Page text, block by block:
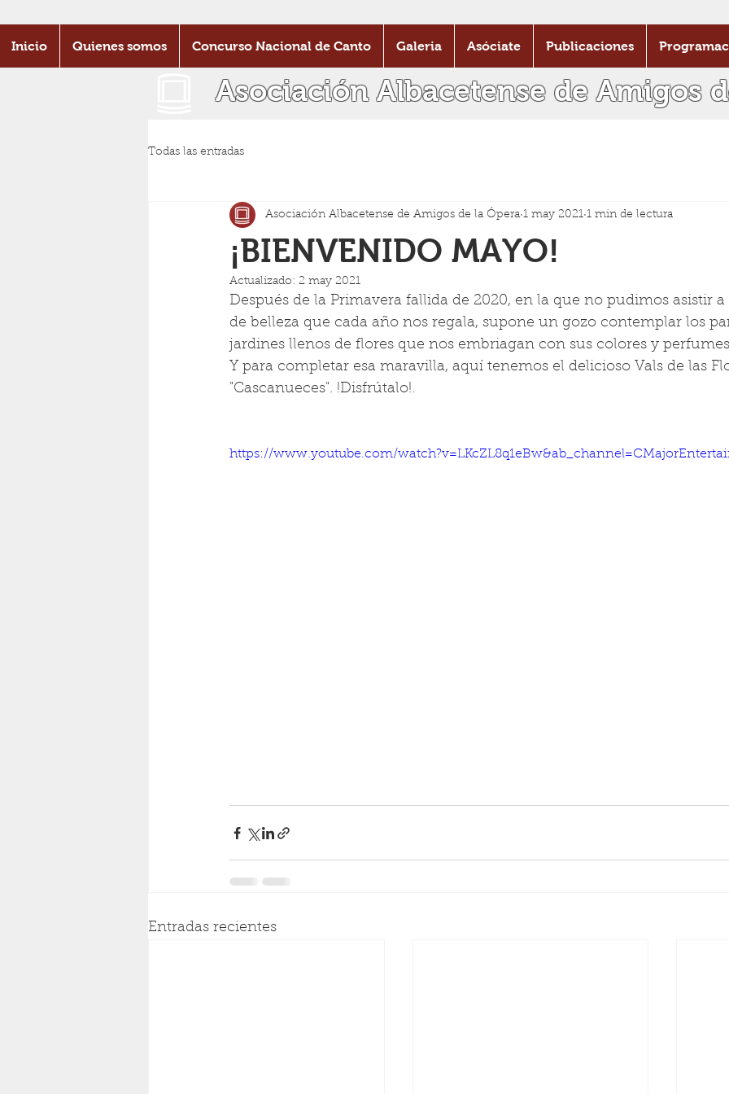
Publicaciones
Asóciate
Galeria
Concurso Nacional de Canto
Quienes somos
Inicio
Asociación Albacetense de Amigos
Todas las entradas
¡BIENVENIDO MAYO!
Asociación Albacetense de Amigos de la Ópera 1 may 2021 1 min de lectura
Actualizado: 2 may 2021
Después de la Primavera fallida de 2020, en la que no pudimos asistir
de belleza que cada año nos regala, supone un gozo contemplar los
jardines llenos de flores que nos embriagan con sus colores y
Y para completar esa maravilla, aquí tenemos el delicioso Vals de las
"Cascanueces". !Disfrútalo!.
https://www.youtube.com/
Entradas recientes